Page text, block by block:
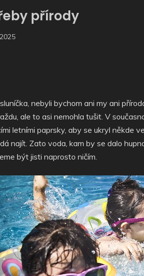
přírody
nebyli bychom ani my ani
ale to asi nemohla tušit. V
letními paprsky, aby se ukryl někde
najít. Zato voda, kam by se dalo
být jisti naprosto ničím.